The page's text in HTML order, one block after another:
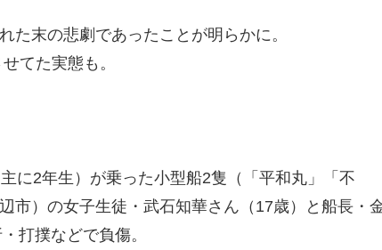
た末の悲劇であったことが明らかに。
てた実態も。
に2年生）が乗った小型船2隻（「平和丸」「不
市）の女子生徒・武石知華さん（17歳）と船長・
打撲などで負傷。